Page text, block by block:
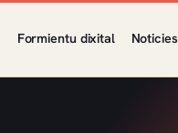
Formientu dixital Noticies